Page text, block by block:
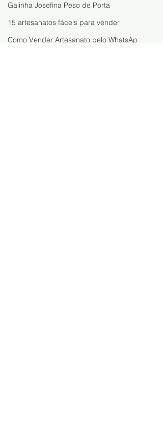
Galinha Josefina Peso de Porta
15 artesanatos fáceis para vender
Como Vender Artesanato pelo WhatsAp